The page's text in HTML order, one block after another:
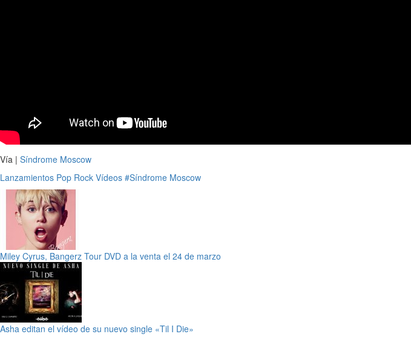
Vía | Síndrome Moscow
Lanzamientos Pop Rock Vídeos #Síndrome Moscow
Miley Cyrus, Bangerz Tour DVD a la venta el 24 de marzo
Asha editan el vídeo de su nuevo single «Til I Die»